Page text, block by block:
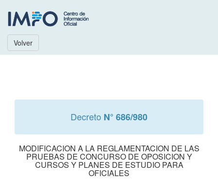
Volver
Decreto N° 686/980
MODIFICACION A LA REGLAMENTACION DE LAS
PRUEBAS DE CONCURSO DE OPOSICION Y
CURSOS Y PLANES DE ESTUDIO PARA
OFICIALES